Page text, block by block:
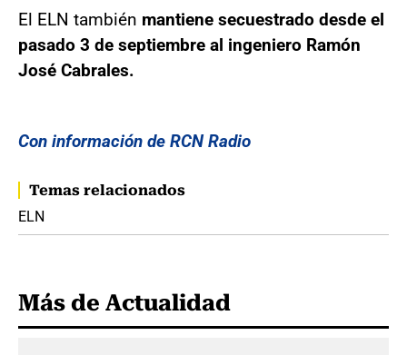
El ELN también mantiene secuestrado desde el
pasado 3 de septiembre al ingeniero Ramón
José Cabrales.
Con información de RCN Radio
Temas relacionados
ELN
Más de Actualidad